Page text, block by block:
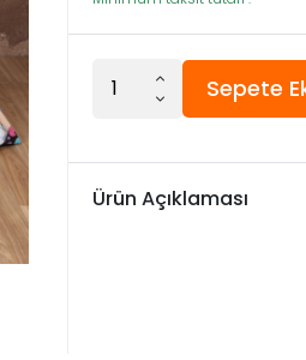
Sepete
Ürün Açıklaması